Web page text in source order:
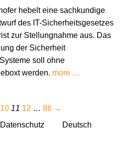
hebelt eine sachkundige
des IT-Sicherheitsgesetzes
zur Stellungnahme aus. Das
der Sicherheit
soll ohne
werden. more …
10 11 12 … 86 →
Datenschutz Deutsch